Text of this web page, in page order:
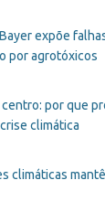
expõe
por agrotóxicos
centro: por que
climática
climáticas